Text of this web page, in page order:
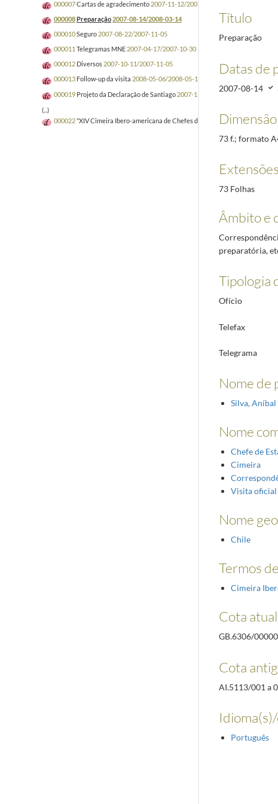
000007Cartas de agradecimento 2007-11-12/2007-11-23
000008Preparação2007-08-14/2008-03-14
000010Seguro 2007-08-22/2007-11-05
000011 Telegramas MNE 2007-04-17/2007-10-30
000012 Diversos 2007-10-11/2007-11-05
000013 Follow-up da visita 2008-05-06/2008-05-18
000019 Projeto da Declaração de Santiago 2007-11/2007-11
(...)
000022"XIV Cimeira Ibero-americana de Chefes de Estado e de Governo"
Título
Preparação
Datas de
2007-08-14
73 f.; formato
Extensões
73 Folhas
Âmbito e
preparatória,
Tipologia
Ofício
Telefax
Telegrama
Nome de
Silva,
Nome
Chefe de
Cimeira
Visita oficial
Nome
Chile
Termos
Cimeira
Cota atual
GB.6306/
Cota
AI.5113/001 a
Português